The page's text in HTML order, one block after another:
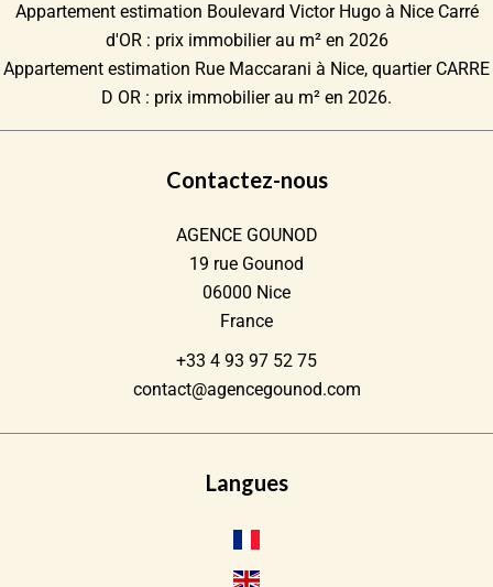
Appartement estimation Boulevard Victor Hugo à Nice Carré
d'OR : prix immobilier au m² en 2026
Appartement estimation Rue Maccarani à Nice, quartier CARRE
D OR : prix immobilier au m² en 2026.
Contactez-nous
AGENCE GOUNOD
19 rue Gounod
06000 Nice
France
+33 4 93 97 52 75
contact@agencegounod.com
Langues